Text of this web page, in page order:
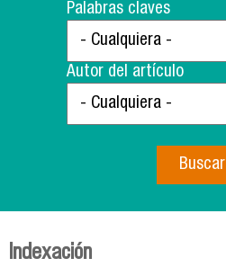
Palabras claves
Autor del artículo
Buscar
Indexación